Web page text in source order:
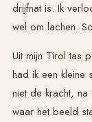
drijfnat is. Ik
wel om lachen.
Uit mijn Tirol tas
had ik een kleine
niet de kracht,
waar het beeld